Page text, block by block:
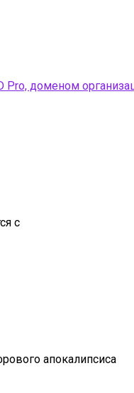
доменом
с
апокалипсиса